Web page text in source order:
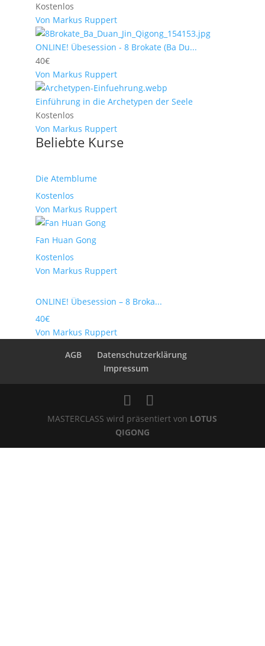
Kostenlos
Von Markus Ruppert
ONLINE! Übesession - 8 Brokate (Ba Du...
40€
Von Markus Ruppert
Einführung in die Archetypen der Seele
Kostenlos
Von Markus Ruppert
Beliebte Kurse
Die Atemblume
Kostenlos
Von Markus Ruppert
Fan Huan Gong
Kostenlos
Von Markus Ruppert
ONLINE! Übesession – 8 Broka...
40€
Von Markus Ruppert
AGB
Datenschutzerklärung
Impressum
MASTERCLASS wird präsentiert von LOTUS
QIGONG